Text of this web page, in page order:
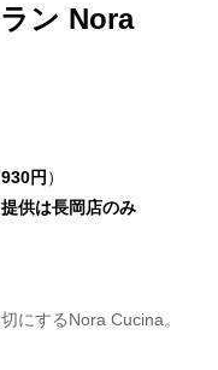
ン Nora
円）
供は長岡店のみ
にするNora Cucina。